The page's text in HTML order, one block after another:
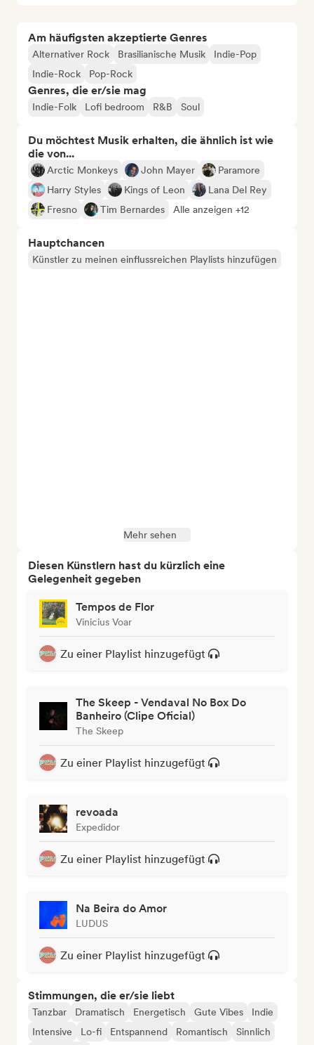
Am häufigsten akzeptierte Genres
Alternativer Rock Brasilianische Musik
Indie-Pop
Indie-Rock
Pop-Rock
Genres, die er/sie mag
Indie-Folk Lofi bedroom R&B Soul
Du möchtest Musik erhalten, die ähnlich ist wie
die von...
Arctic Monkeys John Mayer
Paramore
Harry Styles
Kings of Leon
Lana Del Rey
Fresno
Tim Bernardes Alle anzeigen +12
Hauptchancen
Künstler zu meinen einflussreichen Playlists hinzufügen
Mehr sehen
Diesen Künstlern hast du kürzlich eine
Gelegenheit gegeben
Tempos de Flor
Vinicius Voar
Zu einer Playlist hinzugefügt
The Skeep - Vendaval No Box Do
Banheiro (Clipe Oficial)
The Skeep
Zu einer Playlist hinzugefügt
revoada
Expedidor
Zu einer Playlist hinzugefügt
Na Beira do Amor
LUDUS
Zu einer Playlist hinzugefügt
Stimmungen, die er/sie liebt
Tanzbar Dramatisch Energetisch Gute Vibes
Indie
Intensive
Lo-fi Entspannend Romantisch Sinnlich